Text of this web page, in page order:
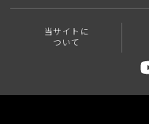
当サイトに
ついて